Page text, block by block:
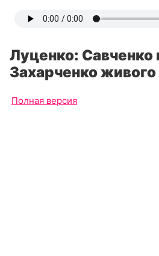
Луценко:
Захарченко
Полная версия